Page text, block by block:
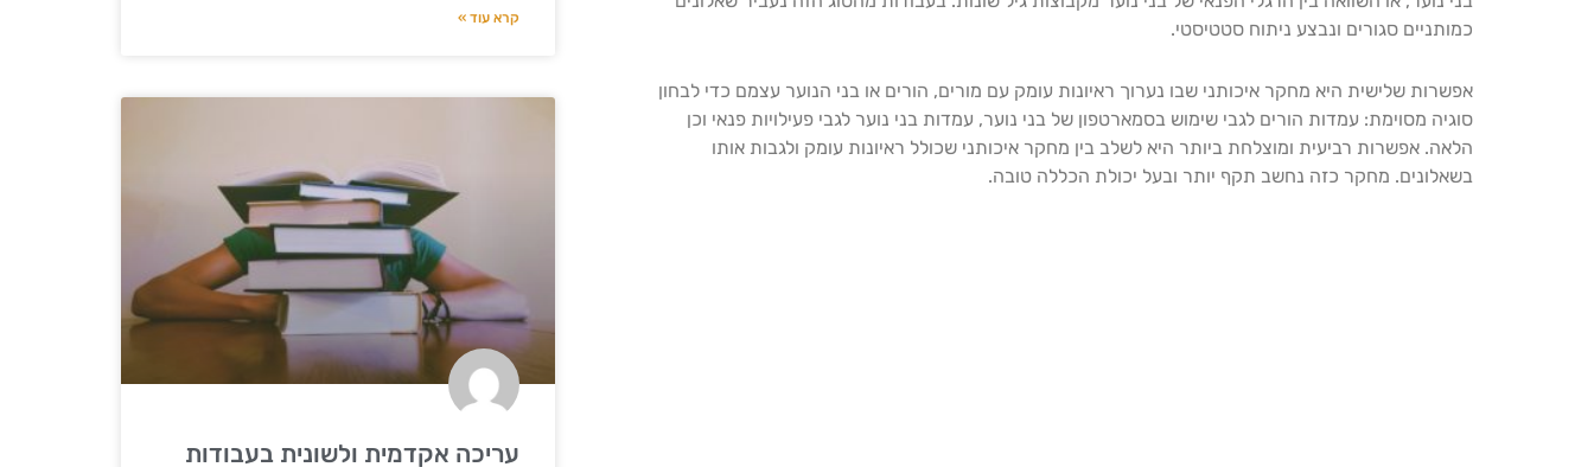
כמותניים סגורים ונבצע ניתוח סטטיסטי.
אפשרות שלישית היא מחקר איכותני שבו נערוך ראיונות עומק עם מורים, הורים או בני הנוער עצמם כדי לבחון
סוגיה מסוימת: עמדות הורים לגבי שימוש בסמארטפון של בני נוער, עמדות בני נוער לגבי פעילויות פנאי וכן
הלאה. אפשרות רביעית ומוצלחת ביותר היא לשלב בין מחקר איכותני שכולל ראיונות עומק ולגבות אותו
בשאלונים. מחקר כזה נחשב תקף יותר ובעל יכולת הכללה טובה.
קרא עוד »
עריכה אקדמית ולשונית בעבודות